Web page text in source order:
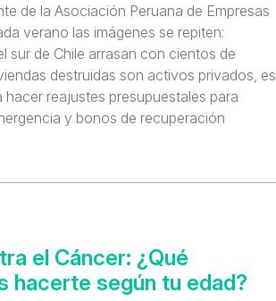
de la Asociación Peruana de Empresas
verano las imágenes se repiten:
sur de Chile arrasan con cientos de
destruidas son activos privados, es
hacer reajustes presupuestales para
y bonos de recuperación
el Cáncer: ¿Qué
hacerte según tu edad?